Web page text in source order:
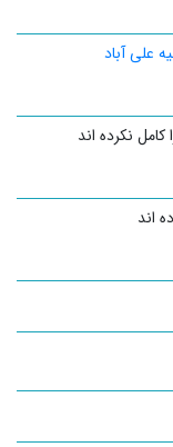
علی آباد
نکرده اند
اند